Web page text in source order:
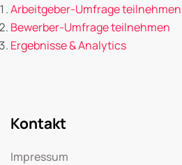
Arbeitgeber-Umfrage teilnehmen
Bewerber-Umfrage teilnehmen
Ergebnisse & Analytics
Kontakt
Impressum